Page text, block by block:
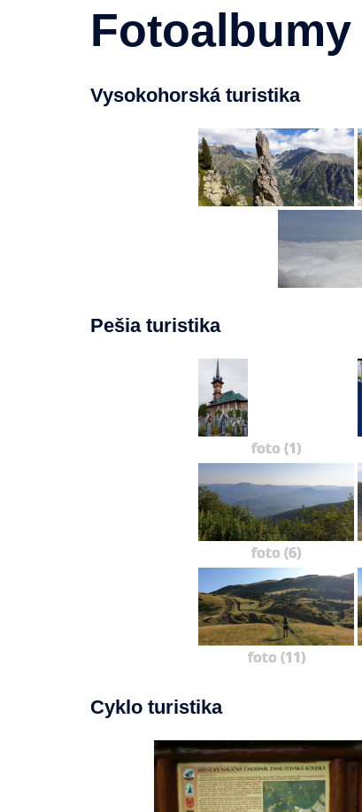
Fotoalbumy
Vysokohorská turistika
Pešia turistika
foto (1)
foto (6)
foto (11)
Cyklo turistika